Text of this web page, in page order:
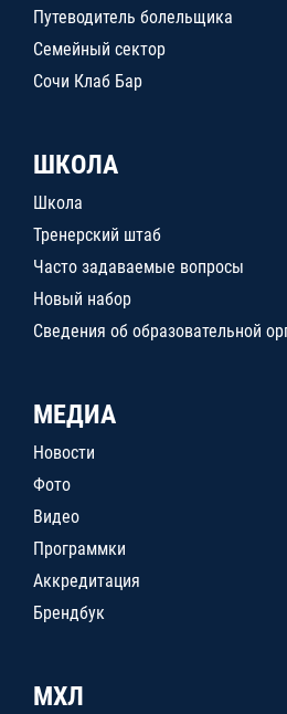
Путеводитель болельщика
Семейный сектор
Сочи Клаб Бар
ШКОЛА
Школа
Тренерский штаб
Часто задаваемые вопросы
Новый набор
Сведения об образовательной
МЕДИА
Новости
Фото
Видео
Программки
Аккредитация
Брендбук
МХЛ